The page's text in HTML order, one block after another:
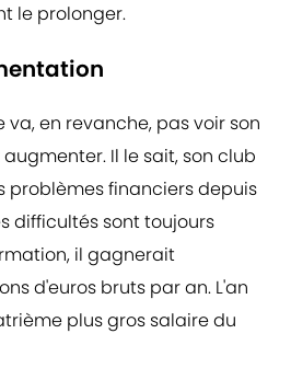
le prolonger.
en revanche, pas voir son
Il le sait, son club
problèmes financiers depuis
difficultés sont toujours
il gagnerait
d'euros bruts par an. L'an
plus gros salaire du